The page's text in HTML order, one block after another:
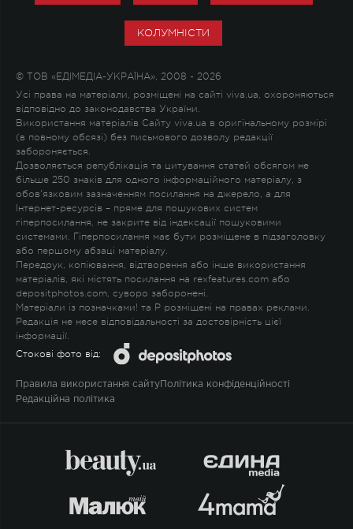
КОЛУМНІСТИ
© ТОВ «ЕДІМЕДІА-УКРАЇНА», 2008 - 2026
Усі права на матеріали, розміщені на сайті viva.ua, охороняються
відповідно до законодавства України.
Використання матеріалів Сайту viva.ua в оригінальному розмірі
(в повному обсязі) без письмового дозволу редакції
забороняється.
Дозволяється републікація та цитування статей обсягом не
більше 250 знаків для одного інформаційного матеріалу, з
обов'язковим зазначенням посилання на джерело, а для
Інтернет-ресурсів – пряме для пошукових систем
гіперпосилання, не закрите від індексації пошуковими
системами. Гіперпосилання має бути розміщене в підзаголовку
або першому абзаці матеріалу.
Передрук, копіювання, відтворення або інше використання
матеріалів, які містять посилання на rexfeatures.com або
depositphotos.com, суворо заборонені.
Матеріали із позначками! та P розміщені на правах реклами.
Редакція не несе відповідальності за достовірність цієї
інформації.
Стокові фото від:
Правила використання сайту Політика конфіденційності
Редакційна політика